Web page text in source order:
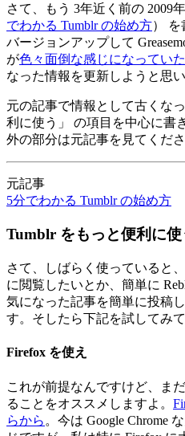
さて、もう 3年近く前の 2009
でわかる Tumblr の始め方） を
バージョンアップして
が色々面倒な感じになってい
なった情報を更新しようと思い
元の記事で情報として古くな
利に使う」 の項目を中心に書
外の部分は元記事を見てくださ
元記事
5分でわかる Tumblr の始め方
Tumblr をもっと便利に使
さて、しばらく使っていると
に閲覧したいとか、簡単に
気になった記事を簡単に投稿
す。そしたら下記を試してみて
Firefox を使え
これが前提なんですけど、ま
ることをオススメしますよ。
らから 。今は Google Chrome